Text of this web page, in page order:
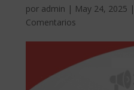
por admin | May 24, 2025 |
Comentarios